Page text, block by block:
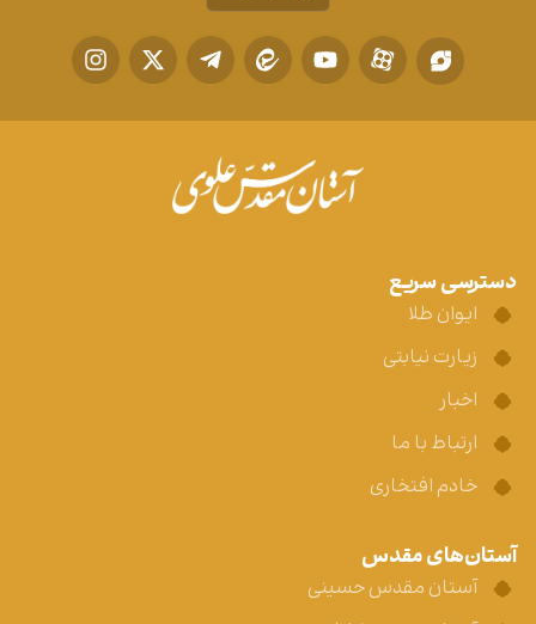
دسترسی سریع
ایوان طلا
زیارت نیابتی
اخبار
ارتباط با ما
خادم افتخاری
آستان‌های مقدس
آستان مقدس حسینی